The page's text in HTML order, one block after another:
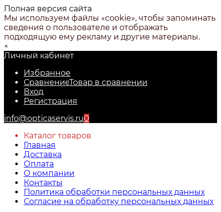
Полная версия сайта
Мы используем файлы «cookie», чтобы запоминать
сведения о пользователе и отображать
подходящую ему рекламу и другие материалы.
×
Личный кабинет
Избранное
СравнениеТовар в сравнении
Вход
Регистрация
info@opticaservis.ru0
Каталог товаров
Главная
Доставка
Оплата
О компании
Контакты
Политика обработки персональных данных
Согласие на обработку персональных данных